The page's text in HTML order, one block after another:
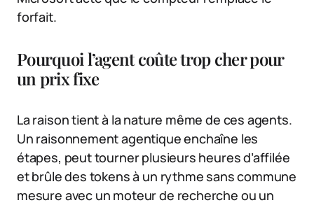
forfait.
Pourquoi l’agent coûte trop cher pour
un prix fixe
La raison tient à la nature même de ces agents.
Un raisonnement agentique enchaîne les
étapes, peut tourner plusieurs heures d’affilée
et brûle des tokens à un rythme sans commune
mesure avec un moteur de recherche ou un